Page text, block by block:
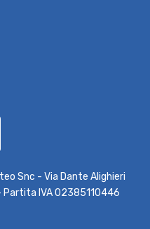
Snc - Via Dante Alighieri
Partita IVA 02385110446